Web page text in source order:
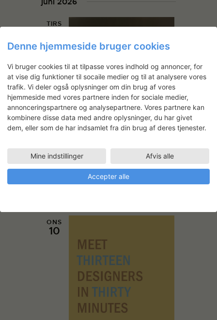
TIRS
3daysofdesign at the
Danish Art Workshops
Statens Værksteder for Kunst
Strandgade 27B, København K,
ONS
10
Denne hjemmeside bruger cookies
Vi bruger cookies til at tilpasse vores indhold og annoncer, for
at vise dig funktioner til socaile medier og til at analysere vores
trafik. Vi deler også oplysninger om din brug af vores
hjemmeside med vores partnere inden for sociale medier,
annonceringspartnere og analysepartnere. Vores partnere kan
kombinere disse data med andre oplysninger, du har givet
dem, eller som de har indsamlet fra din brug af deres tjenester.
Mine indstillinger Afvis alle
Accepter alle